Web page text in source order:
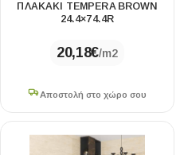
ΠΛΑΚΑΚΙ TEMPERA BROWN
24.4×74.4R
20,18€/m2
Αποστολή στο χώρο σου